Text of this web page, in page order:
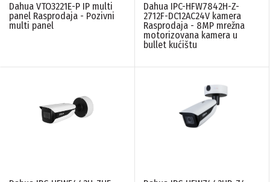
Dahua VTO3221E-P IP multi
panel Rasprodaja - Pozivni
multi panel
Dahua IPC-HFW7842H-Z-
2712F-DC12AC24V kamera
Rasprodaja - 8MP mrežna
motorizovana kamera u
bullet kućištu